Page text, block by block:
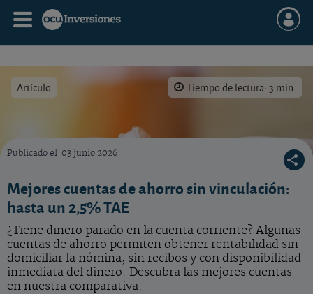
Artículo Tiempo de lectura: 3 min.
Publicado el 03 junio 2026
Mejores cuentas de ahorro sin vinculación:
hasta un 2,5% TAE
¿Tiene dinero parado en la cuenta corriente? Algunas
cuentas de ahorro permiten obtener rentabilidad sin
domiciliar la nómina, sin recibos y con disponibilidad
inmediata del dinero. Descubra las mejores cuentas
en nuestra comparativa.